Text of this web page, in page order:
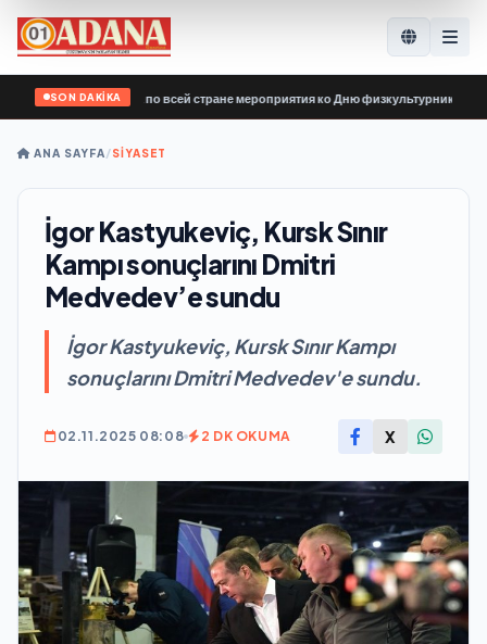
SON DAKİKA
России» провела по всей стране мероприятия ко Дню физкультурника•
ANA SAYFA/SİYASET
İgor Kastyukeviç, Kursk Sınır
Kampı sonuçlarını Dmitri
Medvedev’e sundu
İgor Kastyukeviç, Kursk Sınır Kampı
sonuçlarını Dmitri Medvedev'e sundu.
02.11.2025 08:08 2 DK OKUMA X